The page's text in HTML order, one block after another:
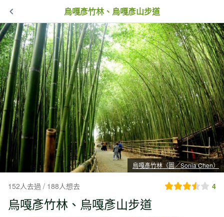
烏嘎彥竹林、烏嘎彥山步道
烏嘎彥竹林（圖／Sonia Chen）
152人去過 / 188人想去 4
烏嘎彥竹林、烏嘎彥山步道